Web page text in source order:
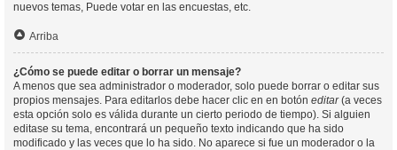
nuevos temas, Puede votar en las encuestas, etc.
Arriba
¿Cómo se puede editar o borrar un mensaje?
A menos que sea administrador o moderador, solo puede borrar o editar sus
propios mensajes. Para editarlos debe hacer clic en en botón editar(a veces
esta opción solo es válida durante un cierto periodo de tiempo). Si alguien
editase su tema, encontrará un pequeño texto indicando que ha sido
modificado y las veces que lo ha sido. No aparece si fue un moderador o la